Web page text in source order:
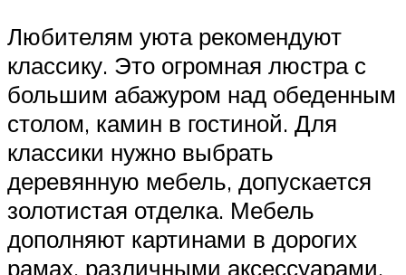
Любителям уюта рекомендуют
классику. Это огромная люстра с
большим абажуром над обеденным
столом, камин в гостиной. Для
классики нужно выбрать
деревянную мебель, допускается
золотистая отделка. Мебель
дополняют картинами в дорогих
рамах, различными аксессуарами,